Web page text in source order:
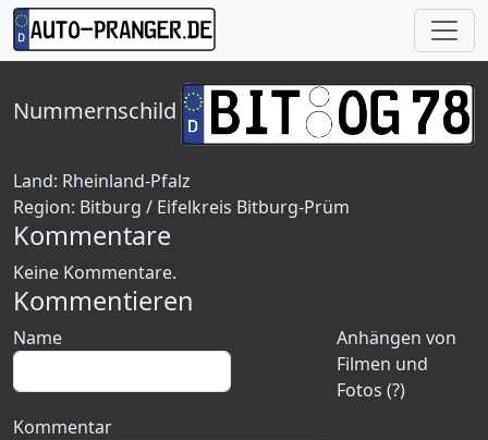
Nummernschild
Land: Rheinland-Pfalz
Region: Bitburg / Eifelkreis Bitburg-Prüm
Kommentare
Keine Kommentare.
Kommentieren
Anhängen von
Filmen und
Fotos (?)
Name
Kommentar